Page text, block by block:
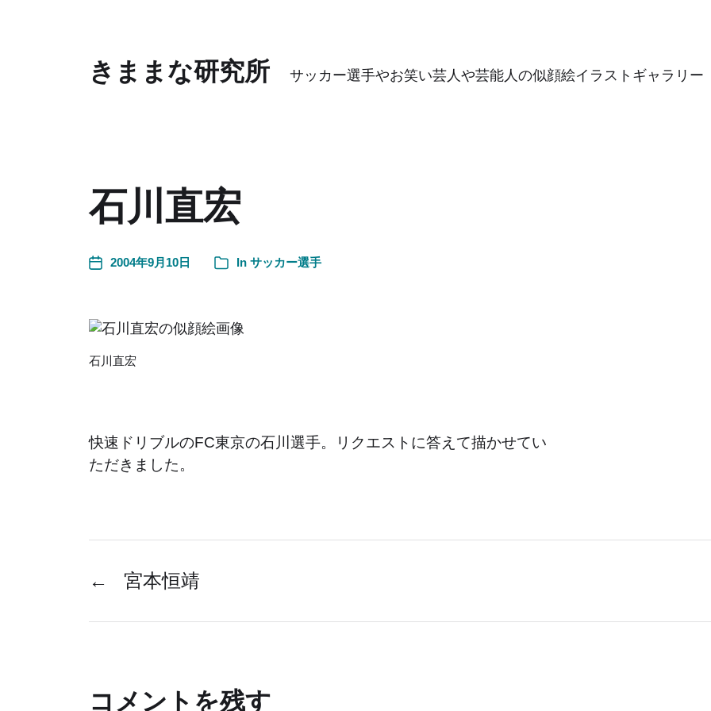
きままな研究所 サッカー選手やお笑い芸人や芸能人の似顔絵イラストギャラリー
石川直宏
2004年9月10日 In サッカー選手
石川直宏
快速ドリブルのFC東京の石川選手。リクエストに答えて描かせてい
ただきました。
← 宮本恒靖
コメントを残す